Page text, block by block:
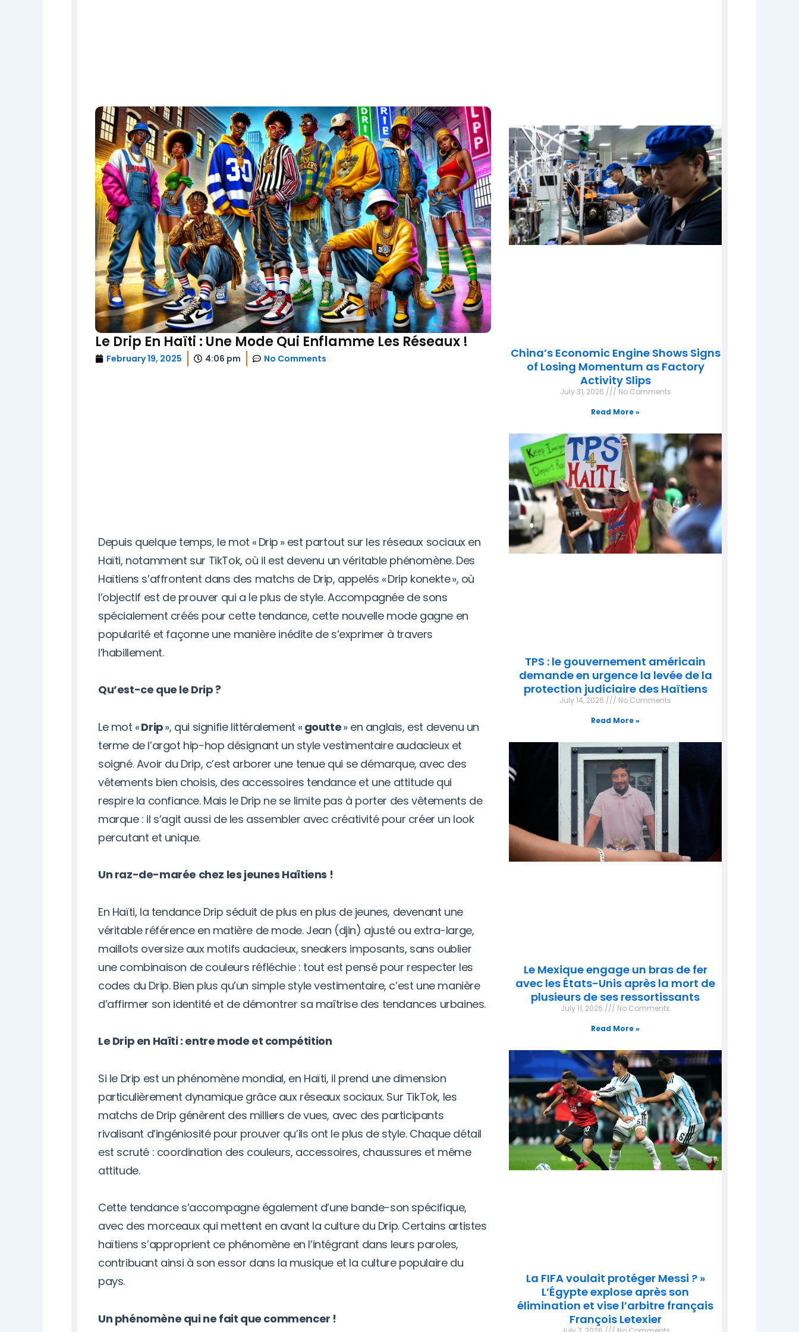
Le Drip En Haïti : Une Mode Qui Enflamme Les Réseaux !
February 19, 2025 4:06 pm No Comments
Depuis quelque temps, le mot « Drip » est partout sur les réseaux sociaux en
Haïti, notamment sur TikTok, où il est devenu un véritable phénomène. Des
Haïtiens s’affrontent dans des matchs de Drip, appelés « Drip konekte », où
l’objectif est de prouver qui a le plus de style. Accompagnée de sons
spécialement créés pour cette tendance, cette nouvelle mode gagne en
popularité et façonne une manière inédite de s’exprimer à travers
l’habillement.
Qu’est-ce que le Drip ?
Le mot «Drip», qui signifie littéralement «goutte» en anglais, est devenu un
terme de l’argot hip-hop désignant un style vestimentaire audacieux et
soigné. Avoir du Drip, c’est arborer une tenue qui se démarque, avec des
vêtements bien choisis, des accessoires tendance et une attitude qui
respire la confiance. Mais le Drip ne se limite pas à porter des vêtements de
marque : il s’agit aussi de les assembler avec créativité pour créer un look
percutant et unique.
Un raz-de-marée chez les jeunes Haïtiens !
En Haïti, la tendance Drip séduit de plus en plus de jeunes, devenant une
véritable référence en matière de mode. Jean (djin) ajusté ou extra-large,
maillots oversize aux motifs audacieux, sneakers imposants, sans oublier
une combinaison de couleurs réfléchie : tout est pensé pour respecter les
codes du Drip. Bien plus qu’un simple style vestimentaire, c’est une manière
d’affirmer son identité et de démontrer sa maîtrise des tendances urbaines.
Le Drip en Haïti : entre mode et compétition
Si le Drip est un phénomène mondial, en Haïti, il prend une dimension
particulièrement dynamique grâce aux réseaux sociaux. Sur TikTok, les
matchs de Drip génèrent des milliers de vues, avec des participants
rivalisant d’ingéniosité pour prouver qu’ils ont le plus de style. Chaque détail
est scruté : coordination des couleurs, accessoires, chaussures et même
attitude.
Cette tendance s’accompagne également d’une bande-son spécifique,
avec des morceaux qui mettent en avant la culture du Drip. Certains artistes
haïtiens s’approprient ce phénomène en l’intégrant dans leurs paroles,
contribuant ainsi à son essor dans la musique et la culture populaire du
pays.
Un phénomène qui ne fait que commencer !
China’s Economic Engine Shows Signs
of Losing Momentum as Factory
Activity Slips
July 31, 2026
No Comments
Read More »
TPS : le gouvernement américain
demande en urgence la levée de la
protection judiciaire des Haïtiens
July 14, 2026
No Comments
Read More »
Le Mexique engage un bras de fer
avec les États-Unis après la mort de
plusieurs de ses ressortissants
July 11, 2026
No Comments
Read More »
La FIFA voulait protéger Messi ? »
L’Égypte explose après son
élimination et vise l’arbitre français
François Letexier